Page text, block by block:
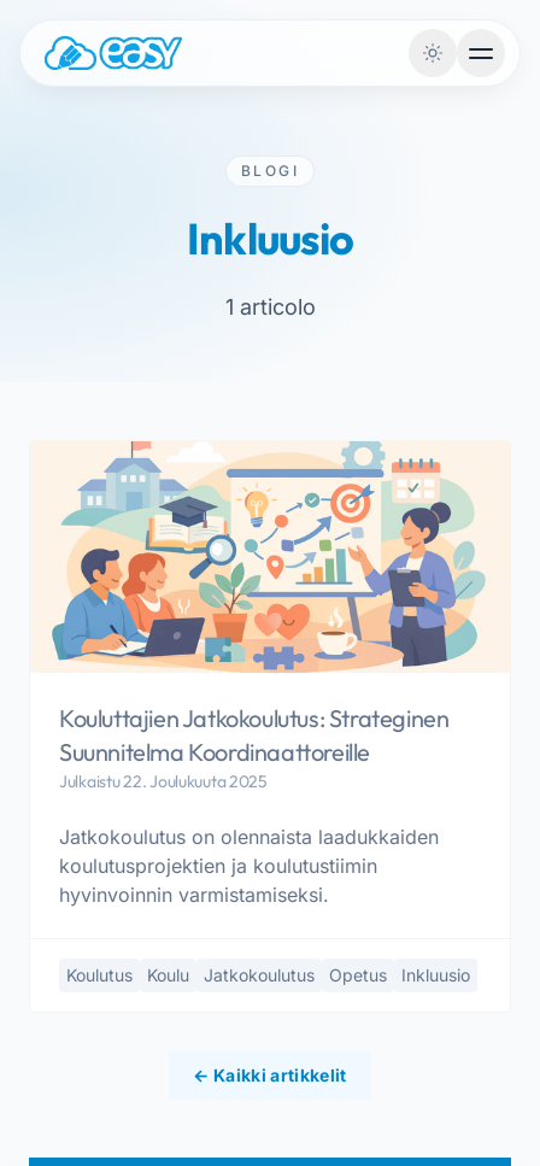
BLOGI
Inkluusio
1 articolo
Kouluttajien Jatkokoulutus: Strateginen
Suunnitelma Koordinaattoreille
Julkaistu 22. Joulukuuta 2025
Jatkokoulutus on olennaista laadukkaiden
koulutusprojektien ja koulutustiimin
hyvinvoinnin varmistamiseksi.
Koulutus Koulu Jatkokoulutus Opetus Inkluusio
← Kaikki artikkelit